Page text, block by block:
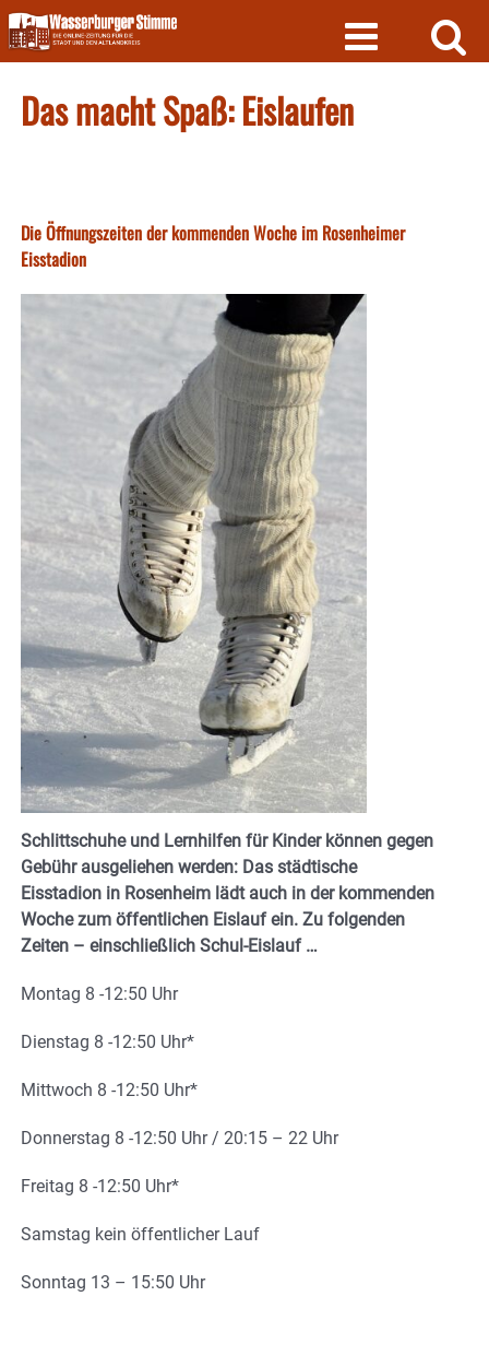
Skip
to
content
Das macht Spaß: Eislaufen
Die Öffnungszeiten der kommenden Woche im Rosenheimer
Eisstadion
Schlittschuhe und Lernhilfen für Kinder können gegen
Gebühr ausgeliehen werden: Das städtische
Eisstadion in Rosenheim lädt auch in der kommenden
Woche zum öffentlichen Eislauf ein. Zu folgenden
Zeiten – einschließlich Schul-Eislauf …
Montag 8 -12:50 Uhr
Dienstag 8 -12:50 Uhr*
Mittwoch 8 -12:50 Uhr*
Donnerstag 8 -12:50 Uhr / 20:15 – 22 Uhr
Freitag 8 -12:50 Uhr*
Samstag kein öffentlicher Lauf
Sonntag 13 – 15:50 Uhr